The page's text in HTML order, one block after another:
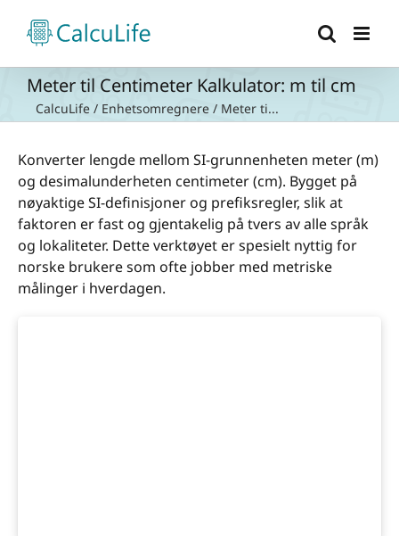
content
Meter til Centimeter Kalkulator: m til cm
CalcuLife / Enhetsomregnere / Meter ti...
Konverter lengde mellom SI-grunnenheten meter (m)
og desimalunderheten centimeter (cm). Bygget på
nøyaktige SI-definisjoner og prefiksregler, slik at
faktoren er fast og gjentakelig på tvers av alle språk
og lokaliteter. Dette verktøyet er spesielt nyttig for
norske brukere som ofte jobber med metriske
målinger i hverdagen.